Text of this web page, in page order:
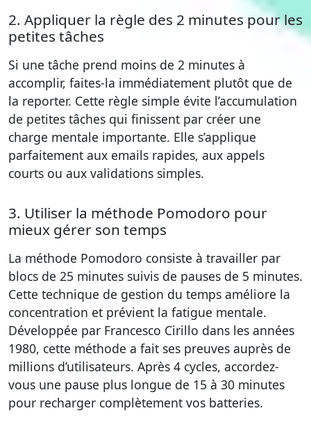
2. Appliquer la règle des 2 minutes pour les
petites tâches
Si une tâche prend moins de 2 minutes à
accomplir, faites-la immédiatement plutôt que de
la reporter. Cette règle simple évite l’accumulation
de petites tâches qui finissent par créer une
charge mentale importante. Elle s’applique
parfaitement aux emails rapides, aux appels
courts ou aux validations simples.
3. Utiliser la méthode Pomodoro pour
mieux gérer son temps
La méthode Pomodoro consiste à travailler par
blocs de 25 minutes suivis de pauses de 5 minutes.
Cette technique de gestion du temps améliore la
concentration et prévient la fatigue mentale.
Développée par Francesco Cirillo dans les années
1980, cette méthode a fait ses preuves auprès de
millions d’utilisateurs. Après 4 cycles, accordez-
vous une pause plus longue de 15 à 30 minutes
pour recharger complètement vos batteries.